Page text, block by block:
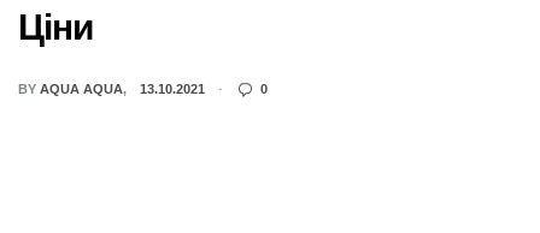
Ціни
BY AQUA AQUA 13.10.2021 0